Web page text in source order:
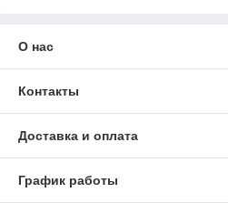
О нас
Контакты
Доставка и оплата
График работы